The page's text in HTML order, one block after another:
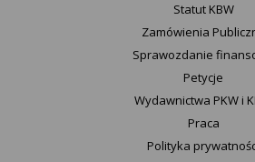
Statut K​BW
Zamówienia
Sprawozdanie
Petycje
Wydawnictwa PKW i
Praca
Polityka